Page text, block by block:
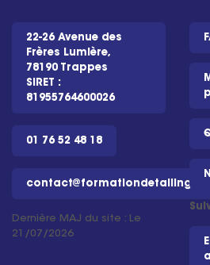
22-26 Avenue des
Frères Lumière,
78190 Trappes
SIRET :
81955764600026
01 76 52 48 18
Dernière MAJ du site : Le
21/07/2026